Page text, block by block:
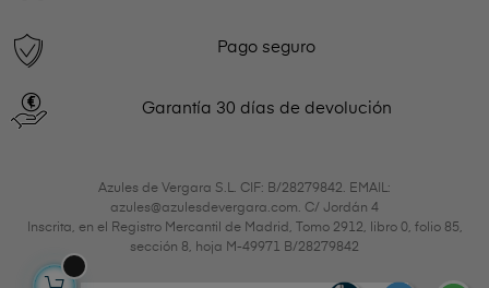
Pago seguro
Garantía 30 días de devolución
Azules de Vergara S.L. CIF: B/28279842. EMAIL:
azules@azulesdevergara.com. C/ Jordán 4
Inscrita, en el Registro Mercantil de Madrid, Tomo 2912, libro 0, folio 85,
sección 8, hoja M-49971 B/28279842